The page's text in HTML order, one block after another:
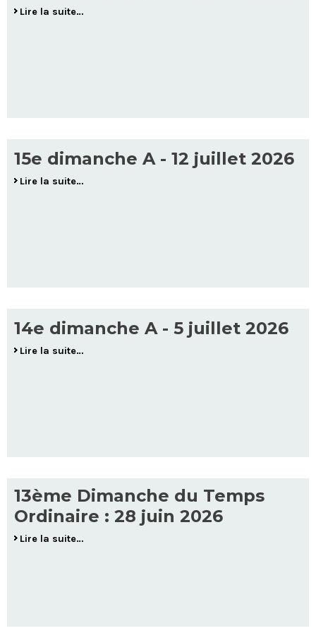
Lire la suite…
15e dimanche A - 12 juillet 2026
Lire la suite…
14e dimanche A - 5 juillet 2026
Lire la suite…
13ème Dimanche du Temps
Ordinaire : 28 juin 2026
Lire la suite…